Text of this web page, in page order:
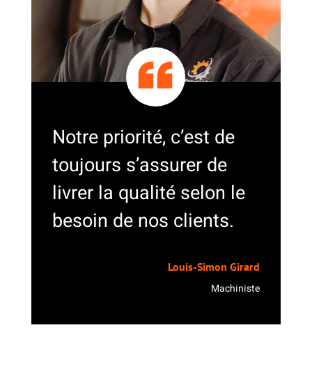
Notre priorité, c’est de
toujours s’assurer de
livrer la qualité selon le
besoin de nos clients.
Louis-Simon Girard
Machiniste